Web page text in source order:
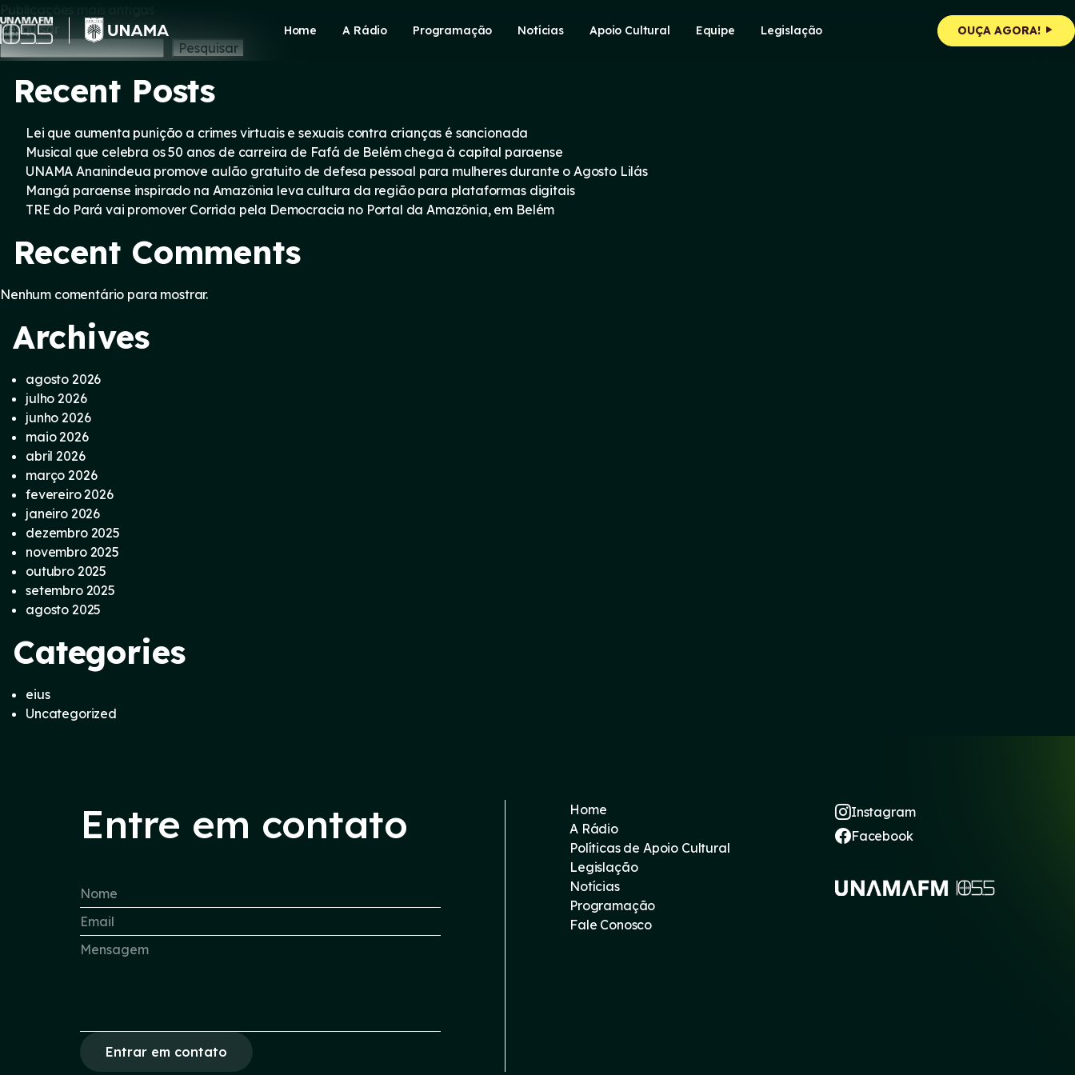
Skip
to
content
Home A Rádio Programação Notícias Apoio Cultural Equipe Legislação OUÇA AGORA!
Navegação
por
posts
Publicações mais antigas
Pesquisar
Pesquisar
Recent Posts
Lei que aumenta punição a crimes virtuais e sexuais contra crianças é sancionada
Musical que celebra os 50 anos de carreira de Fafá de Belém chega à capital paraense
UNAMA Ananindeua promove aulão gratuito de defesa pessoal para mulheres durante o Agosto Lilás
Mangá paraense inspirado na Amazônia leva cultura da região para plataformas digitais
TRE do Pará vai promover Corrida pela Democracia no Portal da Amazônia, em Belém
Recent Comments
Nenhum comentário para mostrar.
Archives
agosto 2026
julho 2026
junho 2026
maio 2026
abril 2026
março 2026
fevereiro 2026
janeiro 2026
dezembro 2025
novembro 2025
outubro 2025
setembro 2025
agosto 2025
Categories
eius
Uncategorized
Entre em contato
Entrar em contato
Home
A Rádio
Políticas de Apoio Cultural
Legislação
Notícias
Programação
Fale Conosco
Instagram
Facebook